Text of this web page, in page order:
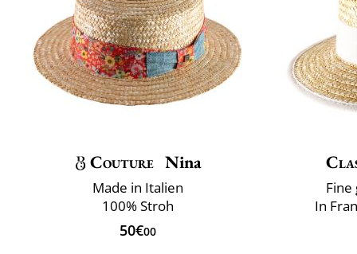
Couture Nina
Made in Italien
100% Stroh
50€00
In